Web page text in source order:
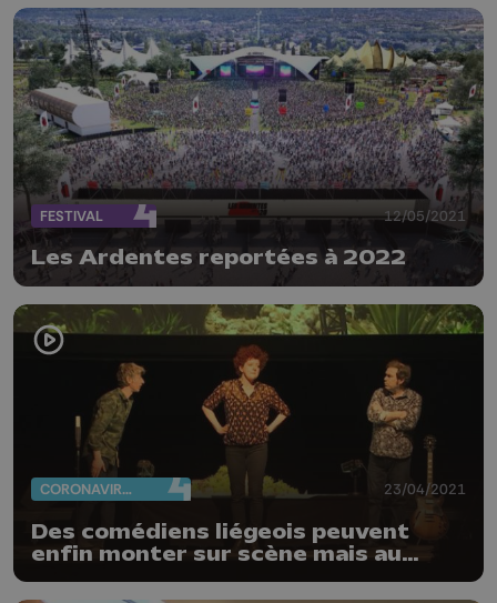
FESTIVAL 12/05/2021
Les Ardentes reportées à 2022
CORONAVIRUS 23/04/2021
Des comédiens liégeois peuvent
enfin monter sur scène mais au
Luxembourg